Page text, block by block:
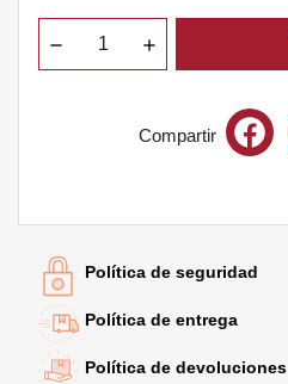
Compartir
Política de seguridad
Política de entrega
Política de devoluciones